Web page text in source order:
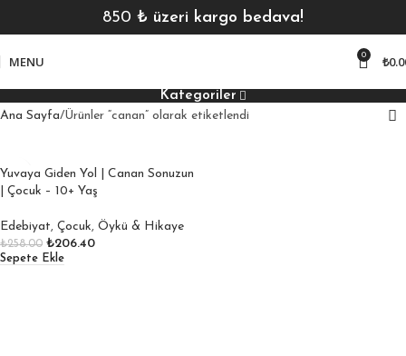
850 ₺ üzeri kargo bedava!
MENU 0 ₺
Kategoriler
Ana Sayfa Ürünler “canan” olarak etiketlendi
Yuvaya Giden Yol | Canan Sonuzun
| Çocuk – 10+ Yaş
Edebiyat, Çocuk, Öykü & Hikaye
₺258.00 ₺206.40
Sepete Ekle